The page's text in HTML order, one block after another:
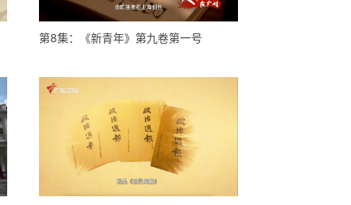
第8集：《新青年》第九卷第一号